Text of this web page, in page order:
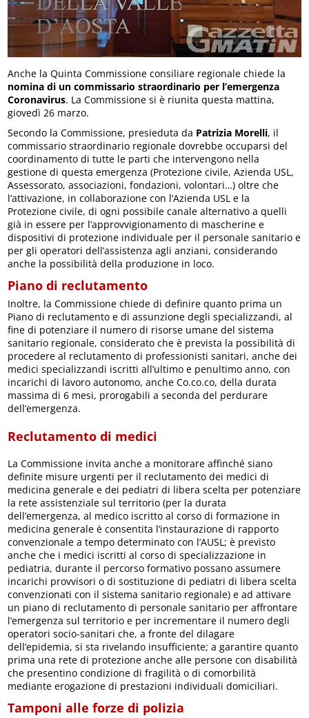
Anche la Quinta Commissione consiliare regionale chiede la
nomina di un commissario straordinario per l’emergenza
Coronavirus. La Commissione si è riunita questa mattina,
giovedì 26 marzo.
Secondo la Commissione, presieduta da Patrizia Morelli, il
commissario straordinario regionale dovrebbe occuparsi del
coordinamento di tutte le parti che intervengono nella
gestione di questa emergenza (Protezione civile, Azienda USL,
Assessorato, associazioni, fondazioni, volontari…) oltre che
l’attivazione, in collaborazione con l’Azienda USL e la
Protezione civile, di ogni possibile canale alternativo a quelli
già in essere per l’approvvigionamento di mascherine e
dispositivi di protezione individuale per il personale sanitario e
per gli operatori dell’assistenza agli anziani, considerando
anche la possibilità della produzione in loco.
Piano di reclutamento
Inoltre, la Commissione chiede di definire quanto prima un
Piano di reclutamento e di assunzione degli specializzandi, al
fine di potenziare il numero di risorse umane del sistema
sanitario regionale, considerato che è prevista la possibilità di
procedere al reclutamento di professionisti sanitari, anche dei
medici specializzandi iscritti all’ultimo e penultimo anno, con
incarichi di lavoro autonomo, anche Co.co.co, della durata
massima di 6 mesi, prorogabili a seconda del perdurare
dell’emergenza.
Reclutamento di medici
La Commissione invita anche a monitorare affinché siano
definite misure urgenti per il reclutamento dei medici di
medicina generale e dei pediatri di libera scelta per potenziare
la rete assistenziale sul territorio (per la durata
dell’emergenza, al medico iscritto al corso di formazione in
medicina generale è consentita l’instaurazione di rapporto
convenzionale a tempo determinato con l’AUSL; è previsto
anche che i medici iscritti al corso di specializzazione in
pediatria, durante il percorso formativo possano assumere
incarichi provvisori o di sostituzione di pediatri di libera scelta
convenzionati con il sistema sanitario regionale) e ad attivare
un piano di reclutamento di personale sanitario per affrontare
l’emergenza sul territorio e per incrementare il numero degli
operatori socio-sanitari che, a fronte del dilagare
dell’epidemia, si sta rivelando insufficiente; a garantire quanto
prima una rete di protezione anche alle persone con disabilità
che presentino condizione di fragilità o di comorbilità
mediante erogazione di prestazioni individuali domiciliari.
Tamponi alle forze di polizia